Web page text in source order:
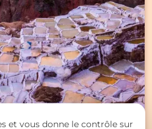
et vous donne le contrôle sur